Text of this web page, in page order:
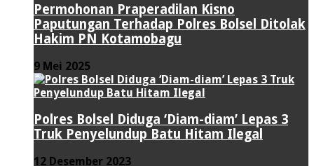
Permohonan Praperadilan Kisno
Paputungan Terhadap Polres Bolsel Ditolak
Hakim PN Kotamobagu
9 Mei 2025
Polres Bolsel Diduga ‘Diam-diam’ Lepas 3
Truk Penyelundup Batu Hitam Ilegal
12 Desember 2023